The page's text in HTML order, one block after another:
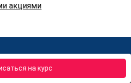
на курс
акциями
если обучение не